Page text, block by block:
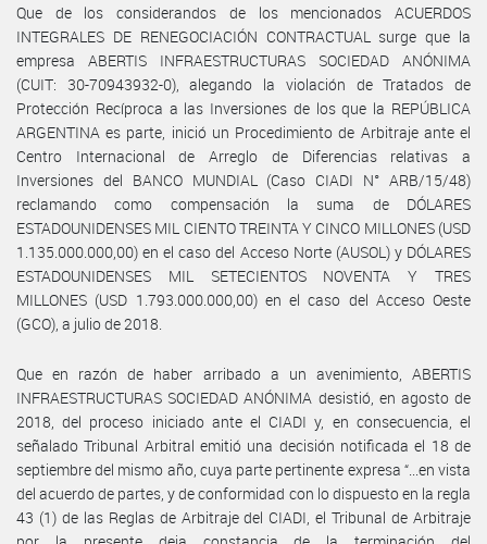
Que de los considerandos de los mencionados ACUERDOS
INTEGRALES DE RENEGOCIACIÓN CONTRACTUAL surge que la
empresa ABERTIS INFRAESTRUCTURAS SOCIEDAD ANÓNIMA
(CUIT: 30-70943932-0), alegando la violación de Tratados de
Protección Recíproca a las Inversiones de los que la REPÚBLICA
ARGENTINA es parte, inició un Procedimiento de Arbitraje ante el
Centro Internacional de Arreglo de Diferencias relativas a
Inversiones del BANCO MUNDIAL (Caso CIADI N° ARB/15/48)
reclamando como compensación la suma de DÓLARES
ESTADOUNIDENSES MIL CIENTO TREINTA Y CINCO MILLONES (USD
1.135.000.000,00) en el caso del Acceso Norte (AUSOL) y DÓLARES
ESTADOUNIDENSES MIL SETECIENTOS NOVENTA Y TRES
MILLONES (USD 1.793.000.000,00) en el caso del Acceso Oeste
(GCO), a julio de 2018.
Que en razón de haber arribado a un avenimiento, ABERTIS
INFRAESTRUCTURAS SOCIEDAD ANÓNIMA desistió, en agosto de
2018, del proceso iniciado ante el CIADI y, en consecuencia, el
señalado Tribunal Arbitral emitió una decisión notificada el 18 de
septiembre del mismo año, cuya parte pertinente expresa “...en vista
del acuerdo de partes, y de conformidad con lo dispuesto en la regla
43 (1) de las Reglas de Arbitraje del CIADI, el Tribunal de Arbitraje